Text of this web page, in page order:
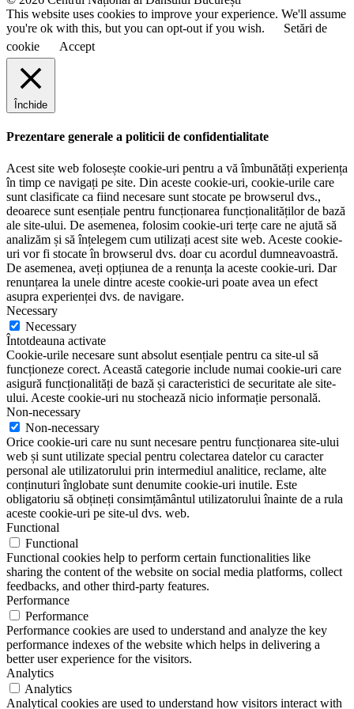
This website uses cookies to improve your experience. We'll assume
you're ok with this, but you can opt-out if you wish.
Setări de
cookie
Accept
Închide
Prezentare generale a politicii de confidentialitate
Acest site web folosește cookie-uri pentru a vă îmbunătăți experiența
în timp ce navigați pe site. Din aceste cookie-uri, cookie-urile care
sunt clasificate ca fiind necesare sunt stocate pe browserul dvs.,
deoarece sunt esențiale pentru funcționarea funcționalităților de bază
ale site-ului. De asemenea, folosim cookie-uri terțe care ne ajută să
analizăm și să înțelegem cum utilizați acest site web. Aceste cookie-
uri vor fi stocate în browserul dvs. doar cu acordul dumneavoastră.
De asemenea, aveți opțiunea de a renunța la aceste cookie-uri. Dar
renunțarea la unele dintre aceste cookie-uri poate avea un efect
asupra experienței dvs. de navigare.
Necessary
Necessary
Întotdeauna activate
Cookie-urile necesare sunt absolut esențiale pentru ca site-ul să
funcționeze corect. Această categorie include numai cookie-uri care
asigură funcționalități de bază și caracteristici de securitate ale site-
ului. Aceste cookie-uri nu stochează nicio informație personală.
Non-necessary
Non-necessary
Orice cookie-uri care nu sunt necesare pentru funcționarea site-ului
web și sunt utilizate special pentru colectarea datelor cu caracter
personal ale utilizatorului prin intermediul analitice, reclame, alte
conținuturi înglobate sunt denumite cookie-uri inutile. Este
obligatoriu să obțineți consimțământul utilizatorului înainte de a rula
aceste cookie-uri pe site-ul dvs. web.
Functional
Functional
Functional cookies help to perform certain functionalities like
sharing the content of the website on social media platforms, collect
feedbacks, and other third-party features.
Performance
Performance
Performance cookies are used to understand and analyze the key
performance indexes of the website which helps in delivering a
better user experience for the visitors.
Analytics
Analytics
Analytical cookies are used to understand how visitors interact with